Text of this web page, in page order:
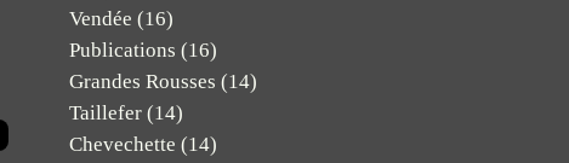
Vendée (16)
Publications (16)
Grandes Rousses (14)
Taillefer (14)
Chevechette (14)